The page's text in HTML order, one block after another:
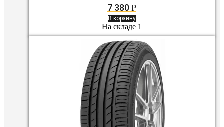
7 380 Р
В корзину
На складе 1